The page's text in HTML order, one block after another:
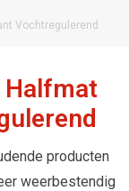
Vochtregulerend
Halfmat
producten
weerbestendig